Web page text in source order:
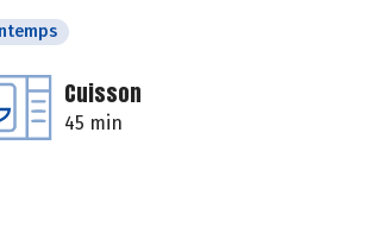
Cuisson
45 min